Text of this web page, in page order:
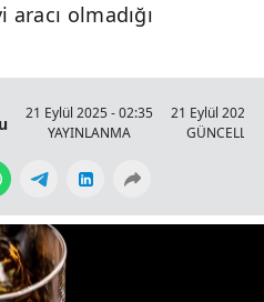
olmadığı
21 Eylül 2025 - 02:35
YAYINLANMA
21 Eylül 2025